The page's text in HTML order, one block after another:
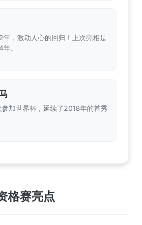
年，激动人心的回归！上次亮相是
。
参加世界杯，延续了2018年的首秀
格赛亮点